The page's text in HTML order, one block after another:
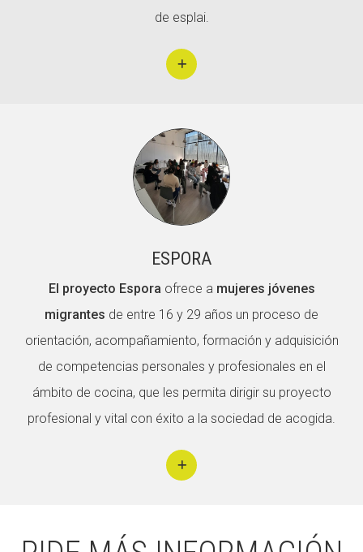
de esplai.
ESPORA
El proyecto Espora ofrece a mujeres jóvenes
migrantes de entre 16 y 29 años un proceso de
orientación, acompañamiento, formación y adquisición
de competencias personales y profesionales en el
ámbito de cocina, que les permita dirigir su proyecto
profesional y vital con éxito a la sociedad de acogida.